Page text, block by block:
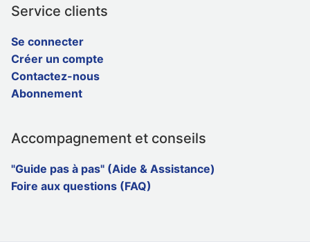
Service clients
Se connecter
Créer un compte
Contactez-nous
Abonnement
Accompagnement et conseils
"Guide pas à pas" (Aide & Assistance)
Foire aux questions (FAQ)